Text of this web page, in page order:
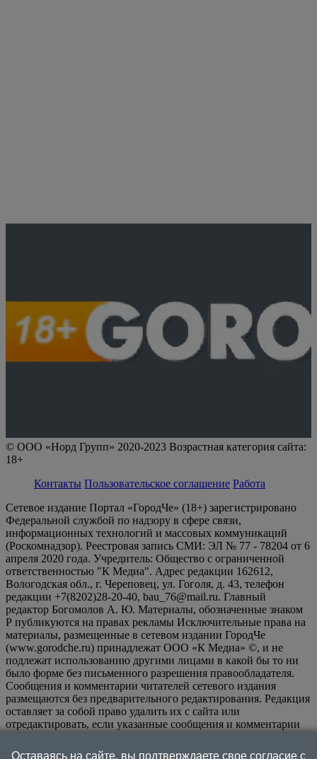
© ООО «Норд Групп» 2020-2023 Возрастная категория сайта:
18+
Контакты Пользовательское соглашение Работа
Сетевое издание Портал «ГородЧе» (18+) зарегистрировано
Федеральной службой по надзору в сфере связи,
информационных технологий и массовых коммуникаций
(Роскомнадзор). Реестровая запись СМИ: ЭЛ № 77 - 78204 от 6
апреля 2020 года. Учредитель: Общество с ограниченной
ответственностью "К Медиа". Адрес редакции 162612,
Вологодская обл., г. Череповец, ул. Гоголя, д. 43, телефон
редакции +7(8202)28-20-40, bau_76@mail.ru. Главный
редактор Богомолов А. Ю. Материалы, обозначенные знаком
Р публикуются на правах рекламы Исключительные права на
материалы, размещенные в сетевом издании ГородЧе
(www.gorodche.ru) принадлежат ООО «К Медиа» ©, и не
подлежат использованию другими лицами в какой бы то ни
было форме без письменного разрешения правообладателя.
Сообщения и комментарии читателей сетевого издания
размещаются без предварительного редактирования. Редакция
оставляет за собой право удалить их с сайта или
отредактировать, если указанные сообщения и комментарии
или нарушением иных требований закона.
Оставаясь на сайте, вы подтверждаете свое согласие с